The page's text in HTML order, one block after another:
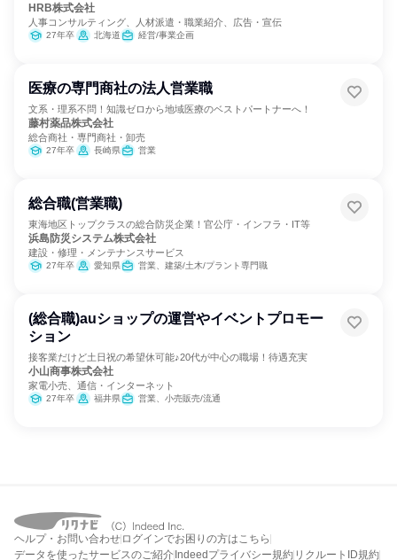
HRB株式会社
人事コンサルティング、人材派遣・職業紹介、広告・宣伝
27年卒 北海道 経営/事業企画
医療の専門商社の法人営業職
文系・理系不問！知識ゼロから地域医療のベストパートナーへ！
藤村薬品株式会社
総合商社・専門商社・卸売
27年卒 長崎県 営業
総合職(営業職)
東海地区トップクラスの総合防災企業！官公庁・インフラ・IT等
浜島防災システム株式会社
建設・修理・メンテナンスサービス
27年卒 愛知県 営業、建築/土木/プラント専門職
(総合職)auショップの運営やイベントプロモー
ション
接客業だけど土日祝の希望休可能♪20代が中心の職場！待遇充実
小山商事株式会社
家電小売、通信・インターネット
27年卒 福井県 営業、小売販売/流通
ヘルプ・お問い合わせ ログインでお困りの方はこちら
データを使ったサービスのご紹介 Indeedプライバシー規約 リクルートID規約